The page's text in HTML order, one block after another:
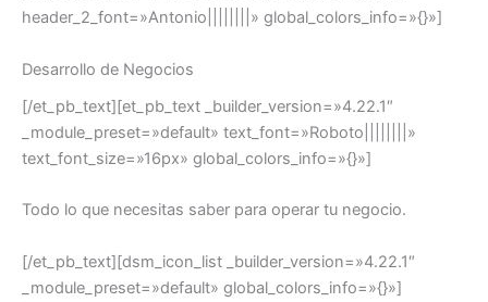
header_2_font=»Antonio||||||||» global_colors_info=»{}»]
Desarrollo de Negocios
[/et_pb_text][et_pb_text _builder_version=»4.22.1″
_module_preset=»default» text_font=»Roboto||||||||»
text_font_size=»16px» global_colors_info=»{}»]
Todo lo que necesitas saber para operar tu negocio.
[/et_pb_text][dsm_icon_list _builder_version=»4.22.1″
_module_preset=»default» global_colors_info=»{}»]